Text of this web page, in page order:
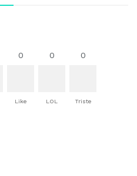
0
Like
0
LOL
0
Triste